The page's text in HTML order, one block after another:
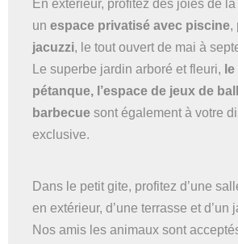
En extérieur, profitez des joies de
un espace privatisé avec piscine,
jacuzzi, le tout ouvert de mai à
Le superbe jardin arboré et fleuri,
pétanque, l’espace de jeux de
barbecue sont également à votre
exclusive.
Dans le petit gite, profitez d’une
en extérieur, d’une terrasse et d’un
Nos amis les animaux sont